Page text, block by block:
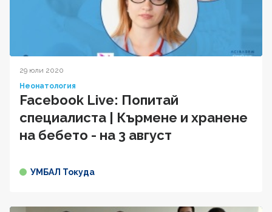
29 юли 2020
Неонатология
Facebook Live: Попитай
специалиста | Кърмене и хранене
на бебето - на 3 август
УМБАЛ Токуда